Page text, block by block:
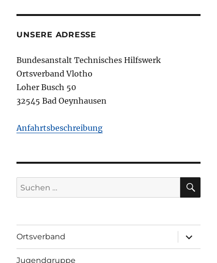
UNSERE ADRESSE
Bundesanstalt Technisches Hilfswerk
Ortsverband Vlotho
Loher Busch 50
32545 Bad Oeynhausen
Anfahrtsbeschreibung
Suchen
nach:
Ortsverband
öffnen
Jugendgruppe